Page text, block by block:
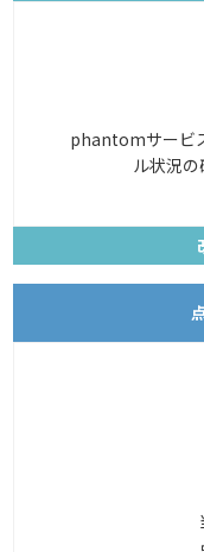
phantomサービ
ル状況